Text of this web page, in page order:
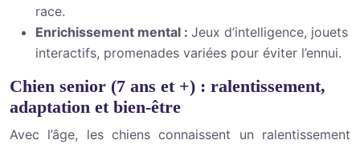
race.
Enrichissement mental : Jeux d’intelligence, jouets
interactifs, promenades variées pour éviter l’ennui.
Chien senior (7 ans et +) : ralentissement,
adaptation et bien-être
Avec l’âge, les chiens connaissent un ralentissement